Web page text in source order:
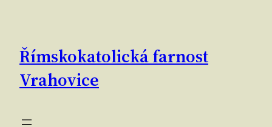
Římskokatolická farnost
Vrahovice